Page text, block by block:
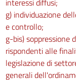
interessi diffusi;
g) individuazione
e controllo;
g-bis) soppressione
rispondenti alle
legislazione di
generali